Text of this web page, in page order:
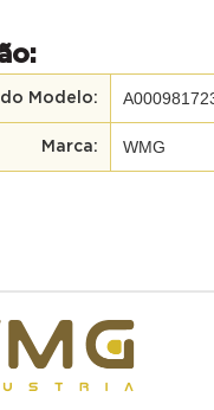
Modelo:
Marca: WMG